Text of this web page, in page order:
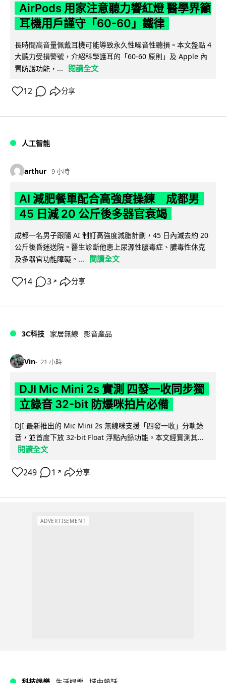
AirPods 用家注意聽力響紅燈 醫學界籲
耳機用戶謹守「60-60」鐵律
長時間高音量佩戴耳機可能導致永久性噪音性聽損。本文盤點 4
大聽力受損警號，介紹科學護耳的「60-60 原則」及 Apple 內
置防護功能，...
閱讀全文
12 分享
人工智能
arthur 9 小時
AI 減肥餐單配合高強度操練 成都男
45 日減 20 公斤後多器官衰竭
成都一名男子跟隨 AI 制訂高強度減脂計劃，45 日內減去約 20
公斤後昏迷送院。醫生診斷他患上尿源性膿毒症、膿毒性休克
及多器官功能障礙。...
閱讀全文
14 3 ↗ 分享
3C科技 家居無線 影音產品
Vin 21 小時
DJI Mic Mini 2s 實測 四發一收同步獨
立錄音 32-bit 防爆咪拍片必備
DJI 最新推出的 Mic Mini 2s 無線咪支援「四發一收」分軌錄
音，並首度下放 32-bit Float 浮點內錄功能。本文經實測其...
閱讀全文
249 1 ↗ 分享
ADVERTISEMENT